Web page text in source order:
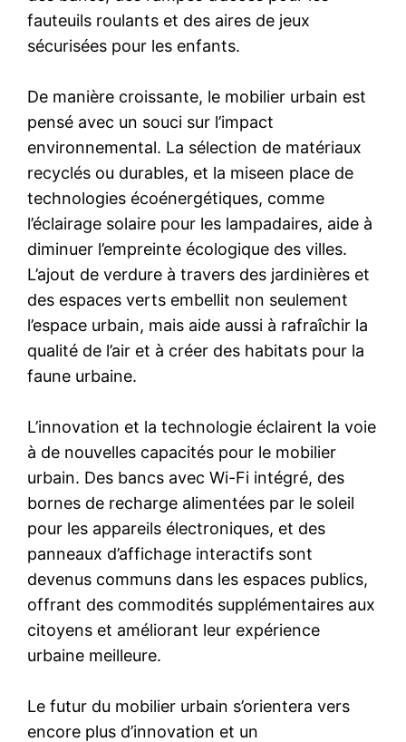
fauteuils roulants et des aires de jeux
sécurisées pour les enfants.
De manière croissante, le mobilier urbain est
pensé avec un souci sur l’impact
environnemental. La sélection de matériaux
recyclés ou durables, et la miseen place de
technologies écoénergétiques, comme
l’éclairage solaire pour les lampadaires, aide à
diminuer l’empreinte écologique des villes.
L’ajout de verdure à travers des jardinières et
des espaces verts embellit non seulement
l’espace urbain, mais aide aussi à rafraîchir la
qualité de l’air et à créer des habitats pour la
faune urbaine.
L’innovation et la technologie éclairent la voie
à de nouvelles capacités pour le mobilier
urbain. Des bancs avec Wi-Fi intégré, des
bornes de recharge alimentées par le soleil
pour les appareils électroniques, et des
panneaux d’affichage interactifs sont
devenus communs dans les espaces publics,
offrant des commodités supplémentaires aux
citoyens et améliorant leur expérience
urbaine meilleure.
Le futur du mobilier urbain s’orientera vers
encore plus d’innovation et un